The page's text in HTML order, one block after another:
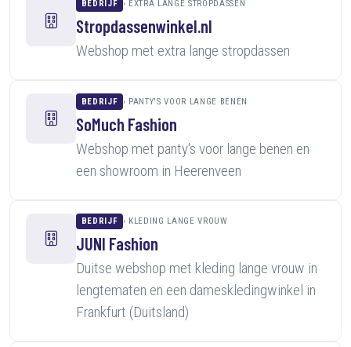
BEDRIJF EXTRA LANGE STROPDASSEN
Stropdassenwinkel.nl
Webshop met extra lange stropdassen
BEDRIJF PANTY'S VOOR LANGE BENEN
SoMuch Fashion
Webshop met panty's voor lange benen en
een showroom in Heerenveen
BEDRIJF KLEDING LANGE VROUW
JUNI Fashion
Duitse webshop met kleding lange vrouw in
lengtematen en een dameskledingwinkel in
Frankfurt (Duitsland)